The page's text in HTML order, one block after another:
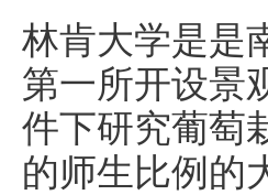
林肯大学是是
第一所开设景
件下研究葡萄
的师生比例的